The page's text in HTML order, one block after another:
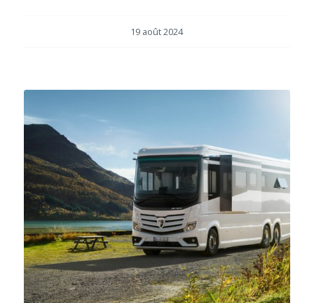
19 août 2024